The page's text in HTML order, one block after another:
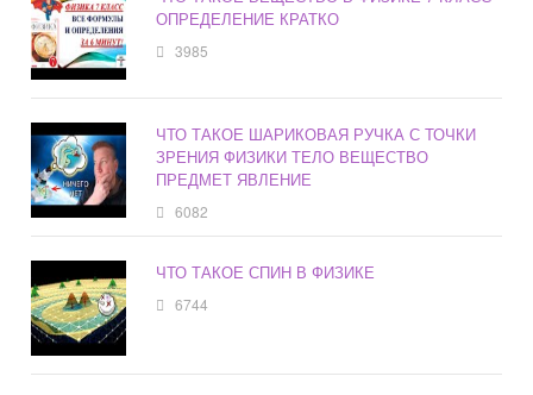
ОПРЕДЕЛЕНИЕ КРАТКО
3985
ЧТО ТАКОЕ ШАРИКОВАЯ РУЧКА С ТОЧКИ
ЗРЕНИЯ ФИЗИКИ ТЕЛО ВЕЩЕСТВО
ПРЕДМЕТ ЯВЛЕНИЕ
6082
ЧТО ТАКОЕ СПИН В ФИЗИКЕ
6744